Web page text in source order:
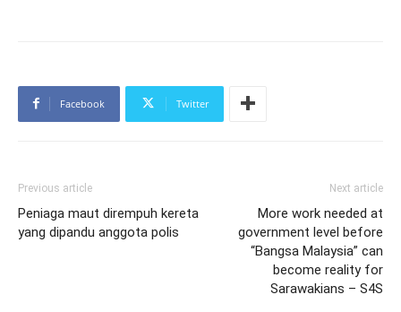
Facebook Twitter
Previous article
Peniaga maut dirempuh kereta
yang dipandu anggota polis
Next article
More work needed at
government level before
“Bangsa Malaysia” can
become reality for
Sarawakians – S4S